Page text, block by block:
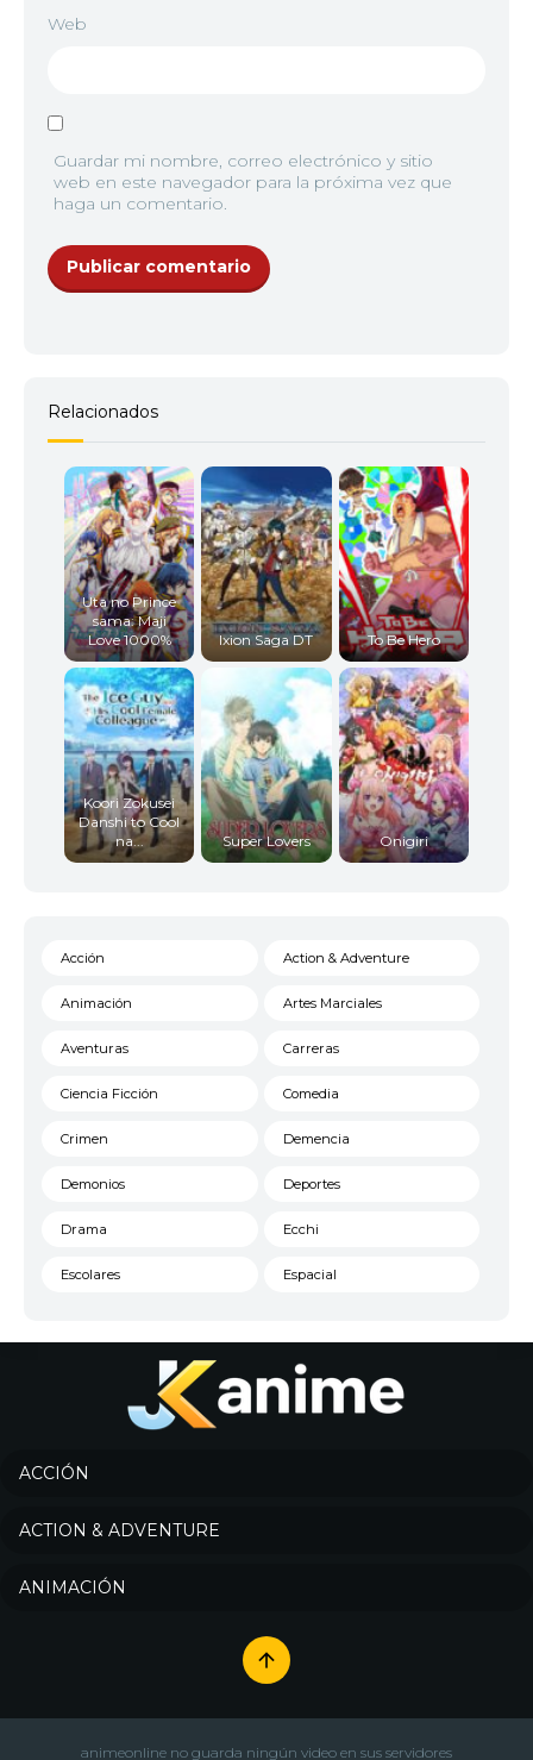
Web
Guardar mi nombre, correo electrónico y sitio
web en este navegador para la próxima vez que
haga un comentario.
Relacionados
Uta no Prince
sama: Maji
Love 1000%
Ixion Saga DT To Be Hero
Koori Zokusei
Danshi to Cool
na...
Super Lovers Onigiri
Acción Action & Adventure
Animación Artes Marciales
Aventuras Carreras
Ciencia Ficción Comedia
Crimen Demencia
Demonios Deportes
Drama Ecchi
Escolares Espacial
Historico
Josei
Música
Romance
ACCIÓN
ACTION & ADVENTURE
ANIMACIÓN
animeonline no guarda ningún video en sus servidores